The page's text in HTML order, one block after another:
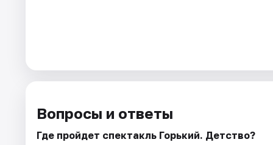
Вопросы и ответы
Где пройдет спектакль Горький. Детство?